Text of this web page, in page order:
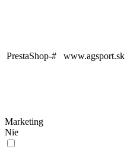
PrestaShop-# www.agsport.sk
Marketing
Nie